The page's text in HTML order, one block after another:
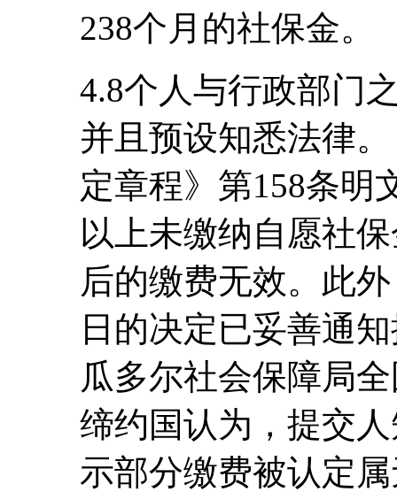
238个月的社保金。
4.8个人与行政部门
并且预设知悉法律
定章程》第158条明
以上未缴纳自愿社
后的缴费无效。此
日的决定已妥善通
瓜多尔社会保障局
缔约国认为，提交
示部分缴费被认定